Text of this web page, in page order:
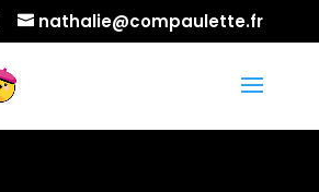
nathalie@compaulette.fr